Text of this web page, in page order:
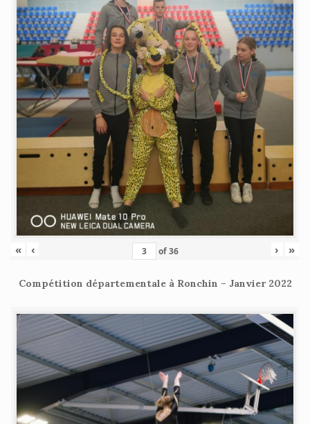
« ‹ of36 › »
Compétition départementale à Ronchin – Janvier 2022